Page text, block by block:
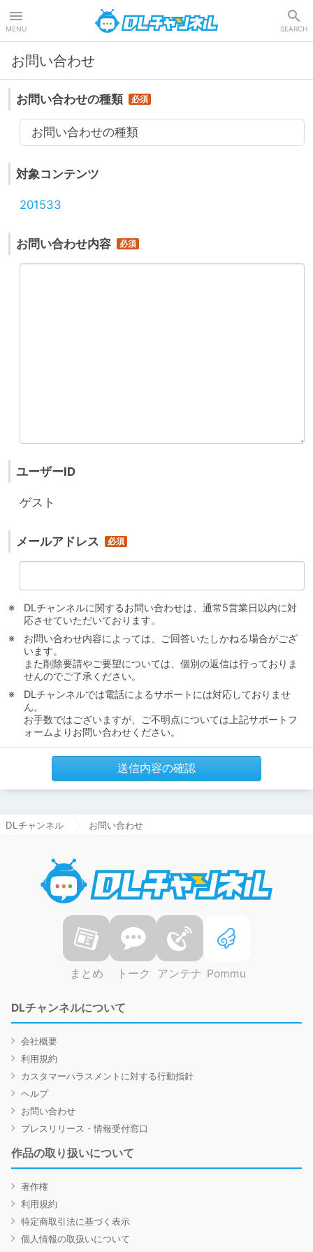
MENU SEARCH
お問い合わせ
お問い合わせの種類
お問い合わせの種類
対象コンテンツ
201533
お問い合わせ内容
ユーザーID
ゲスト
メールアドレス
DLチャンネルに関するお問い合わせは、通常5営業日以内に対
応させていただいております。
お問い合わせ内容によっては、ご回答いたしかねる場合がござ
います。
また削除要請やご要望については、個別の返信は行っておりま
せんのでご了承ください。
DLチャンネルでは電話によるサポートには対応しておりませ
ん。
お手数ではございますが、ご不明点については上記サポートフ
ォームよりお問い合わせください。
送信内容の確認
DLチャンネル お問い合わせ
まとめ トーク アンテナ Pommu
DLチャンネルについて
会社概要
利用規約
カスタマーハラスメントに対する行動指針
ヘルプ
お問い合わせ
プレスリリース・情報受付窓口
作品の取り扱いについて
著作権
利用規約
特定商取引法に基づく表示
個人情報の取扱いについて